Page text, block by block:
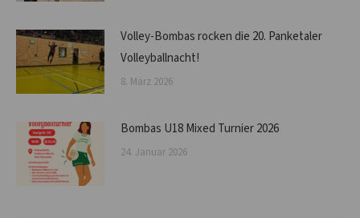
Volley-Bombas rocken die 20. Panketaler
Volleyballnacht!
8. März 2026
Bombas U18 Mixed Turnier 2026
24. Januar 2026